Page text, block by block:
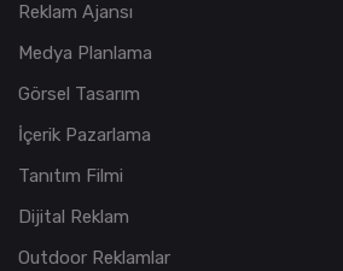
Reklam Ajansı
Medya Planlama
Görsel Tasarım
İçerik Pazarlama
Tanıtım Filmi
Dijital Reklam
Outdoor Reklamlar